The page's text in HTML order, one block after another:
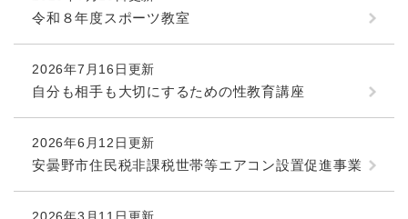
令和８年度スポーツ教室
2026年7月16日更新
自分も相手も大切にするための性教育講座
2026年6月12日更新
安曇野市住民税非課税世帯等エアコン設置促進事業
2026年3月11日更新